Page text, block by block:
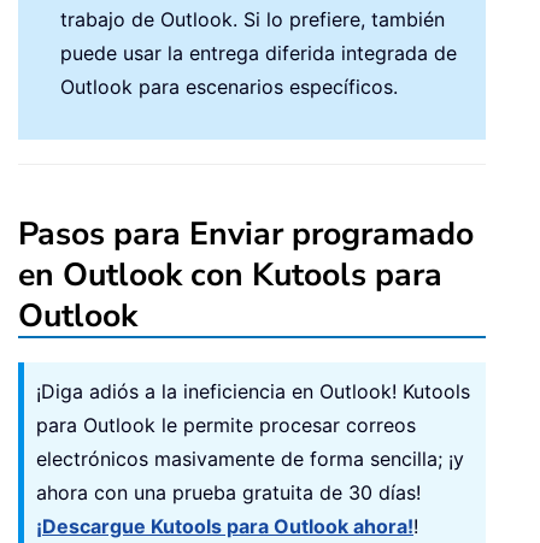
trabajo de Outlook. Si lo prefiere, también
puede usar la entrega diferida integrada de
Outlook para escenarios específicos.
Pasos para Enviar programado
en Outlook con Kutools para
Outlook
¡Diga adiós a la ineficiencia en Outlook! Kutools
para Outlook le permite procesar correos
electrónicos masivamente de forma sencilla; ¡y
ahora con una prueba gratuita de 30 días!
¡Descargue Kutools para Outlook ahora!!